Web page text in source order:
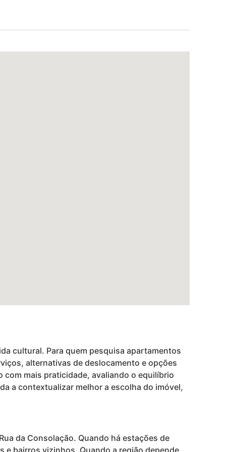
cultural. Para quem pesquisa apartamentos
alternativas de deslocamento e opções
com mais praticidade, avaliando o equilíbrio
a contextualizar melhor a escolha do imóvel,
da Consolação. Quando há estações de
bairros vizinhos. Quando a região depende